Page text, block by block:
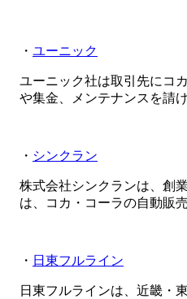
・ ユーニック
ユーニック社は取引先にコ
や集金、メンテナンスを請
・ シンクラン
株式会社シンクランは、創
は、コカ・コーラの自動販
・ 日東フルライン
日東フルラインは、近畿・